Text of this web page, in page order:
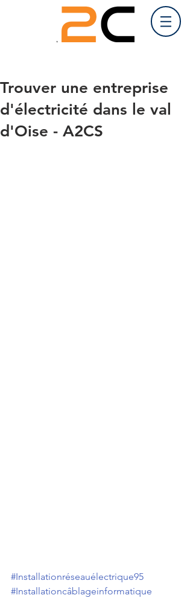
Trouver une entreprise
d'électricité dans le val
d'Oise - A2CS
#Installationréseauélectrique95
#Installationcâblageinformatique